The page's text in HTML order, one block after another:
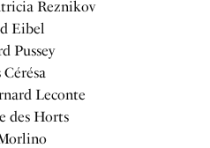
Reznikov
Eibel
Pussey
Leconte
des Horts